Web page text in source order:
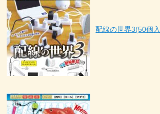
配線の世界3(50個